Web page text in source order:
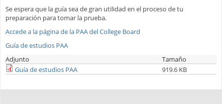
Se espera que la guía sea de gran utilidad en el proceso de tu
preparación para tomar la prueba.
Accede a la página de la PAA del College Board
Guía de estudios PAA
Adjunto
Tamaño
Guía de estudios PAA
919.6 KB